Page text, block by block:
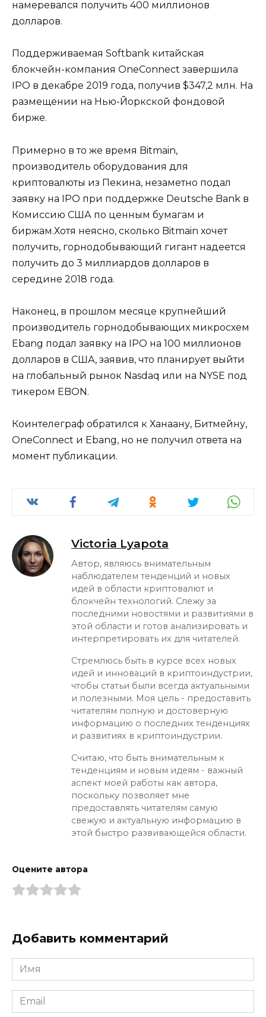
намеревался получить 400 миллионов
долларов.
Поддерживаемая Softbank китайская
блокчейн-компания OneConnect завершила
IPO в декабре 2019 года, получив $347,2 млн. На
размещении на Нью-Йоркской фондовой
бирже.
Примерно в то же время Bitmain,
производитель оборудования для
криптовалюты из Пекина, незаметно подал
заявку на IPO при поддержке Deutsche Bank в
Комиссию США по ценным бумагам и
биржам.Хотя неясно, сколько Bitmain хочет
получить, горнодобывающий гигант надеется
получить до 3 миллиардов долларов в
середине 2018 года.
Наконец, в прошлом месяце крупнейший
производитель горнодобывающих микросхем
Ebang подал заявку на IPO на 100 миллионов
долларов в США, заявив, что планирует выйти
на глобальный рынок Nasdaq или на NYSE под
тикером EBON.
Коинтелеграф обратился к Ханаану, Битмейну,
OneConnect и Ebang, но не получил ответа на
момент публикации.
Victoria Lyapota
Автор, являюсь внимательным
наблюдателем тенденций и новых
идей в области криптовалют и
блокчейн технологий. Слежу за
последними новостями и развитиями в
этой области и готов анализировать и
интерпретировать их для читателей.
Стремлюсь быть в курсе всех новых
идей и инноваций в криптоиндустрии,
чтобы статьи были всегда актуальными
и полезными. Моя цель - предоставить
читателям полную и достоверную
информацию о последних тенденциях
и развитиях в криптоиндустрии.
Считаю, что быть внимательным к
тенденциям и новым идеям - важный
аспект моей работы как автора,
поскольку позволяет мне
предоставлять читателям самую
свежую и актуальную информацию в
этой быстро развивающейся области.
Оцените автора
Добавить комментарий
Имя
*
Email
*